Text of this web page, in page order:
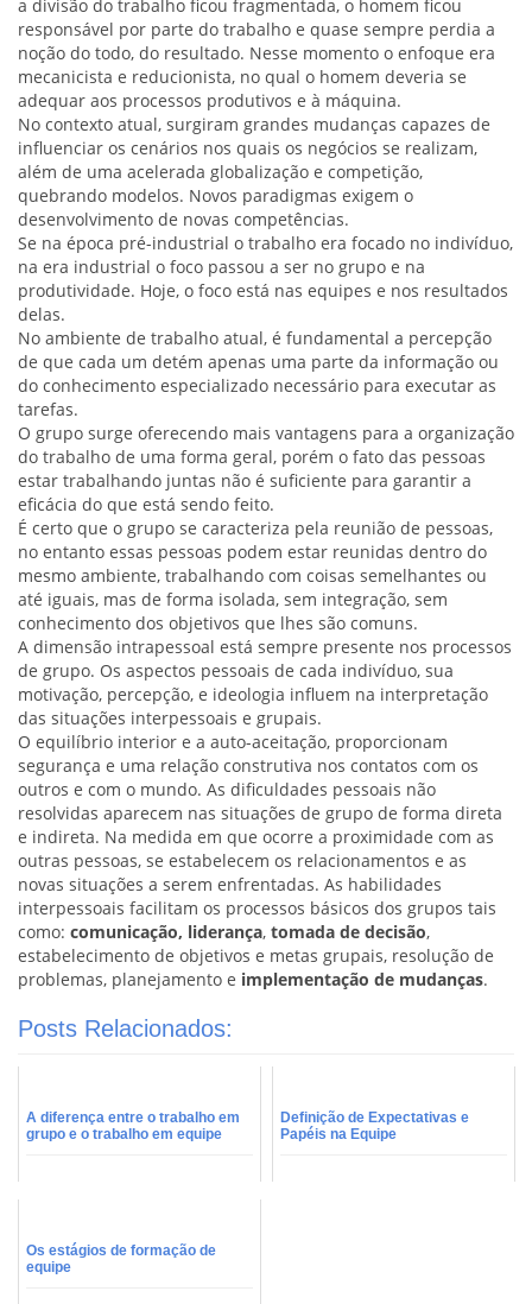
a divisão do trabalho ficou fragmentada, o homem ficou
responsável por parte do trabalho e quase sempre perdia a
noção do todo, do resultado. Nesse momento o enfoque era
mecanicista e reducionista, no qual o homem deveria se
adequar aos processos produtivos e à máquina.
No contexto atual, surgiram grandes mudanças capazes de
influenciar os cenários nos quais os negócios se realizam,
além de uma acelerada globalização e competição,
quebrando modelos. Novos paradigmas exigem o
desenvolvimento de novas competências.
Se na época pré-industrial o trabalho era focado no indivíduo,
na era industrial o foco passou a ser no grupo e na
produtividade. Hoje, o foco está nas equipes e nos resultados
delas.
No ambiente de trabalho atual, é fundamental a percepção
de que cada um detém apenas uma parte da informação ou
do conhecimento especializado necessário para executar as
tarefas.
O grupo surge oferecendo mais vantagens para a organização
do trabalho de uma forma geral, porém o fato das pessoas
estar trabalhando juntas não é suficiente para garantir a
eficácia do que está sendo feito.
É certo que o grupo se caracteriza pela reunião de pessoas,
no entanto essas pessoas podem estar reunidas dentro do
mesmo ambiente, trabalhando com coisas semelhantes ou
até iguais, mas de forma isolada, sem integração, sem
conhecimento dos objetivos que lhes são comuns.
A dimensão intrapessoal está sempre presente nos processos
de grupo. Os aspectos pessoais de cada indivíduo, sua
motivação, percepção, e ideologia influem na interpretação
das situações interpessoais e grupais.
O equilíbrio interior e a auto-aceitação, proporcionam
segurança e uma relação construtiva nos contatos com os
outros e com o mundo. As dificuldades pessoais não
resolvidas aparecem nas situações de grupo de forma direta
e indireta. Na medida em que ocorre a proximidade com as
outras pessoas, se estabelecem os relacionamentos e as
novas situações a serem enfrentadas. As habilidades
interpessoais facilitam os processos básicos dos grupos tais
como: comunicação, liderança, tomada de decisão,
estabelecimento de objetivos e metas grupais, resolução de
problemas, planejamento e implementação de mudanças.
Posts Relacionados:
A diferença entre o trabalho em
grupo e o trabalho em equipe
Definição de Expectativas e
Papéis na Equipe
Os estágios de formação de
equipe